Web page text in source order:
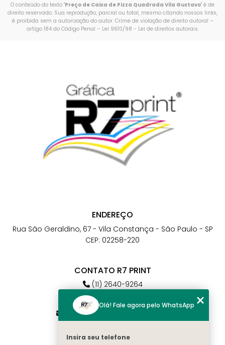
O conteúdo do texto "Preço de Caixa de Pizza Quadrada Vila Gustavo" é de
direito reservado. Sua reprodução, parcial ou total, mesmo citando nossos links,
é proibida sem a autorização do autor. Crime de violação de direito autoral –
artigo 184 do Código Penal – Lei 9610/98 - Lei de direitos autorais.
ENDEREÇO
Rua São Geraldino, 67 - Vila Constança - São Paulo - SP
CEP: 02258-220
CONTATO R7 PRINT
(11) 2640-9264
(11) 98784-6664
atendimento@r7print.com.br
Olá! Fale agora pelo WhatsApp
Insira seu telefone